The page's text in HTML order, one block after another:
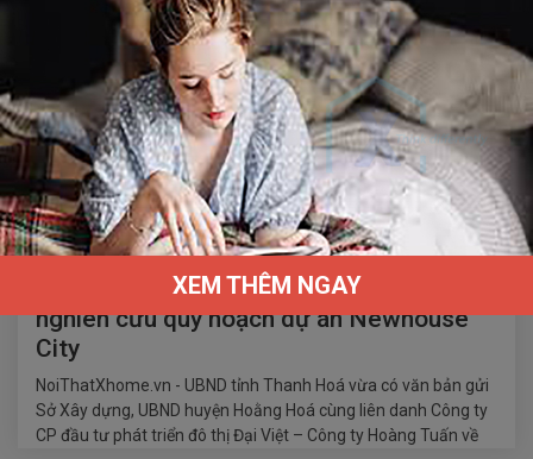
Thanh Hoá bác đề xuất gia hạn thời gian
nghiên cứu quy hoạch dự án Newhouse
City
NoiThatXhome.vn - UBND tỉnh Thanh Hoá vừa có văn bản gửi
Sở Xây dựng, UBND huyện Hoằng Hoá cùng liên danh Công ty
CP đầu tư phát triển đô thị Đại Việt – Công ty Hoàng Tuấn về
XEM THÊM NGAY